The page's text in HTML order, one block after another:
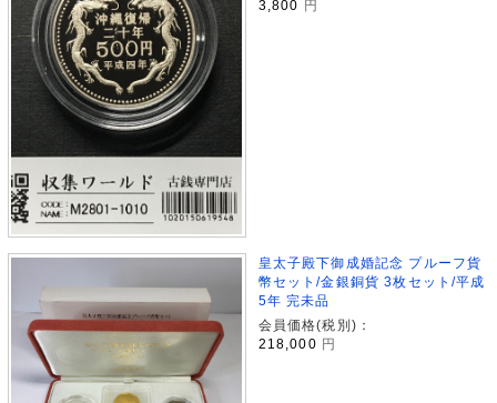
3,800 円
皇太子殿下御成婚記念 プルーフ貨
幣セット/金銀銅貨 3枚セット/平成
5年 完未品
会員価格(税別)：
218,000 円